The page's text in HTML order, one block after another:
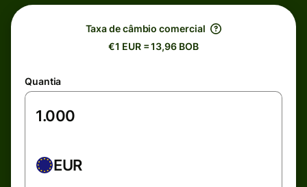
Taxa de câmbio comercial
€1 EUR = 13,96 BOB
Quantia
EUR